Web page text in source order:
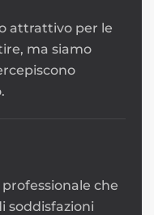
attrattivo per le
ma siamo
che
soddisfazioni